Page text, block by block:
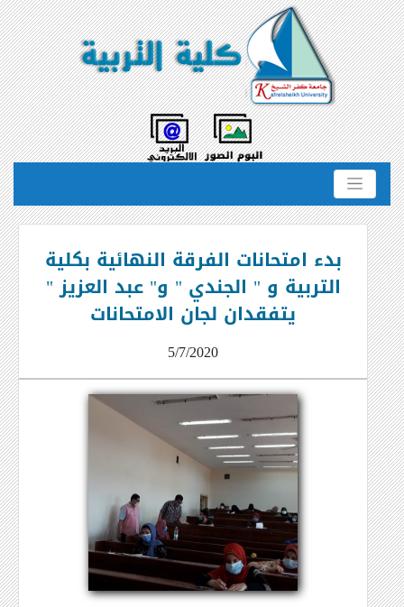
بدء امتحانات الفرقة النهائية بكلية
التربية و " الجندي " و" عبد العزيز "
يتفقدان لجان الامتحانات
5/7/2020